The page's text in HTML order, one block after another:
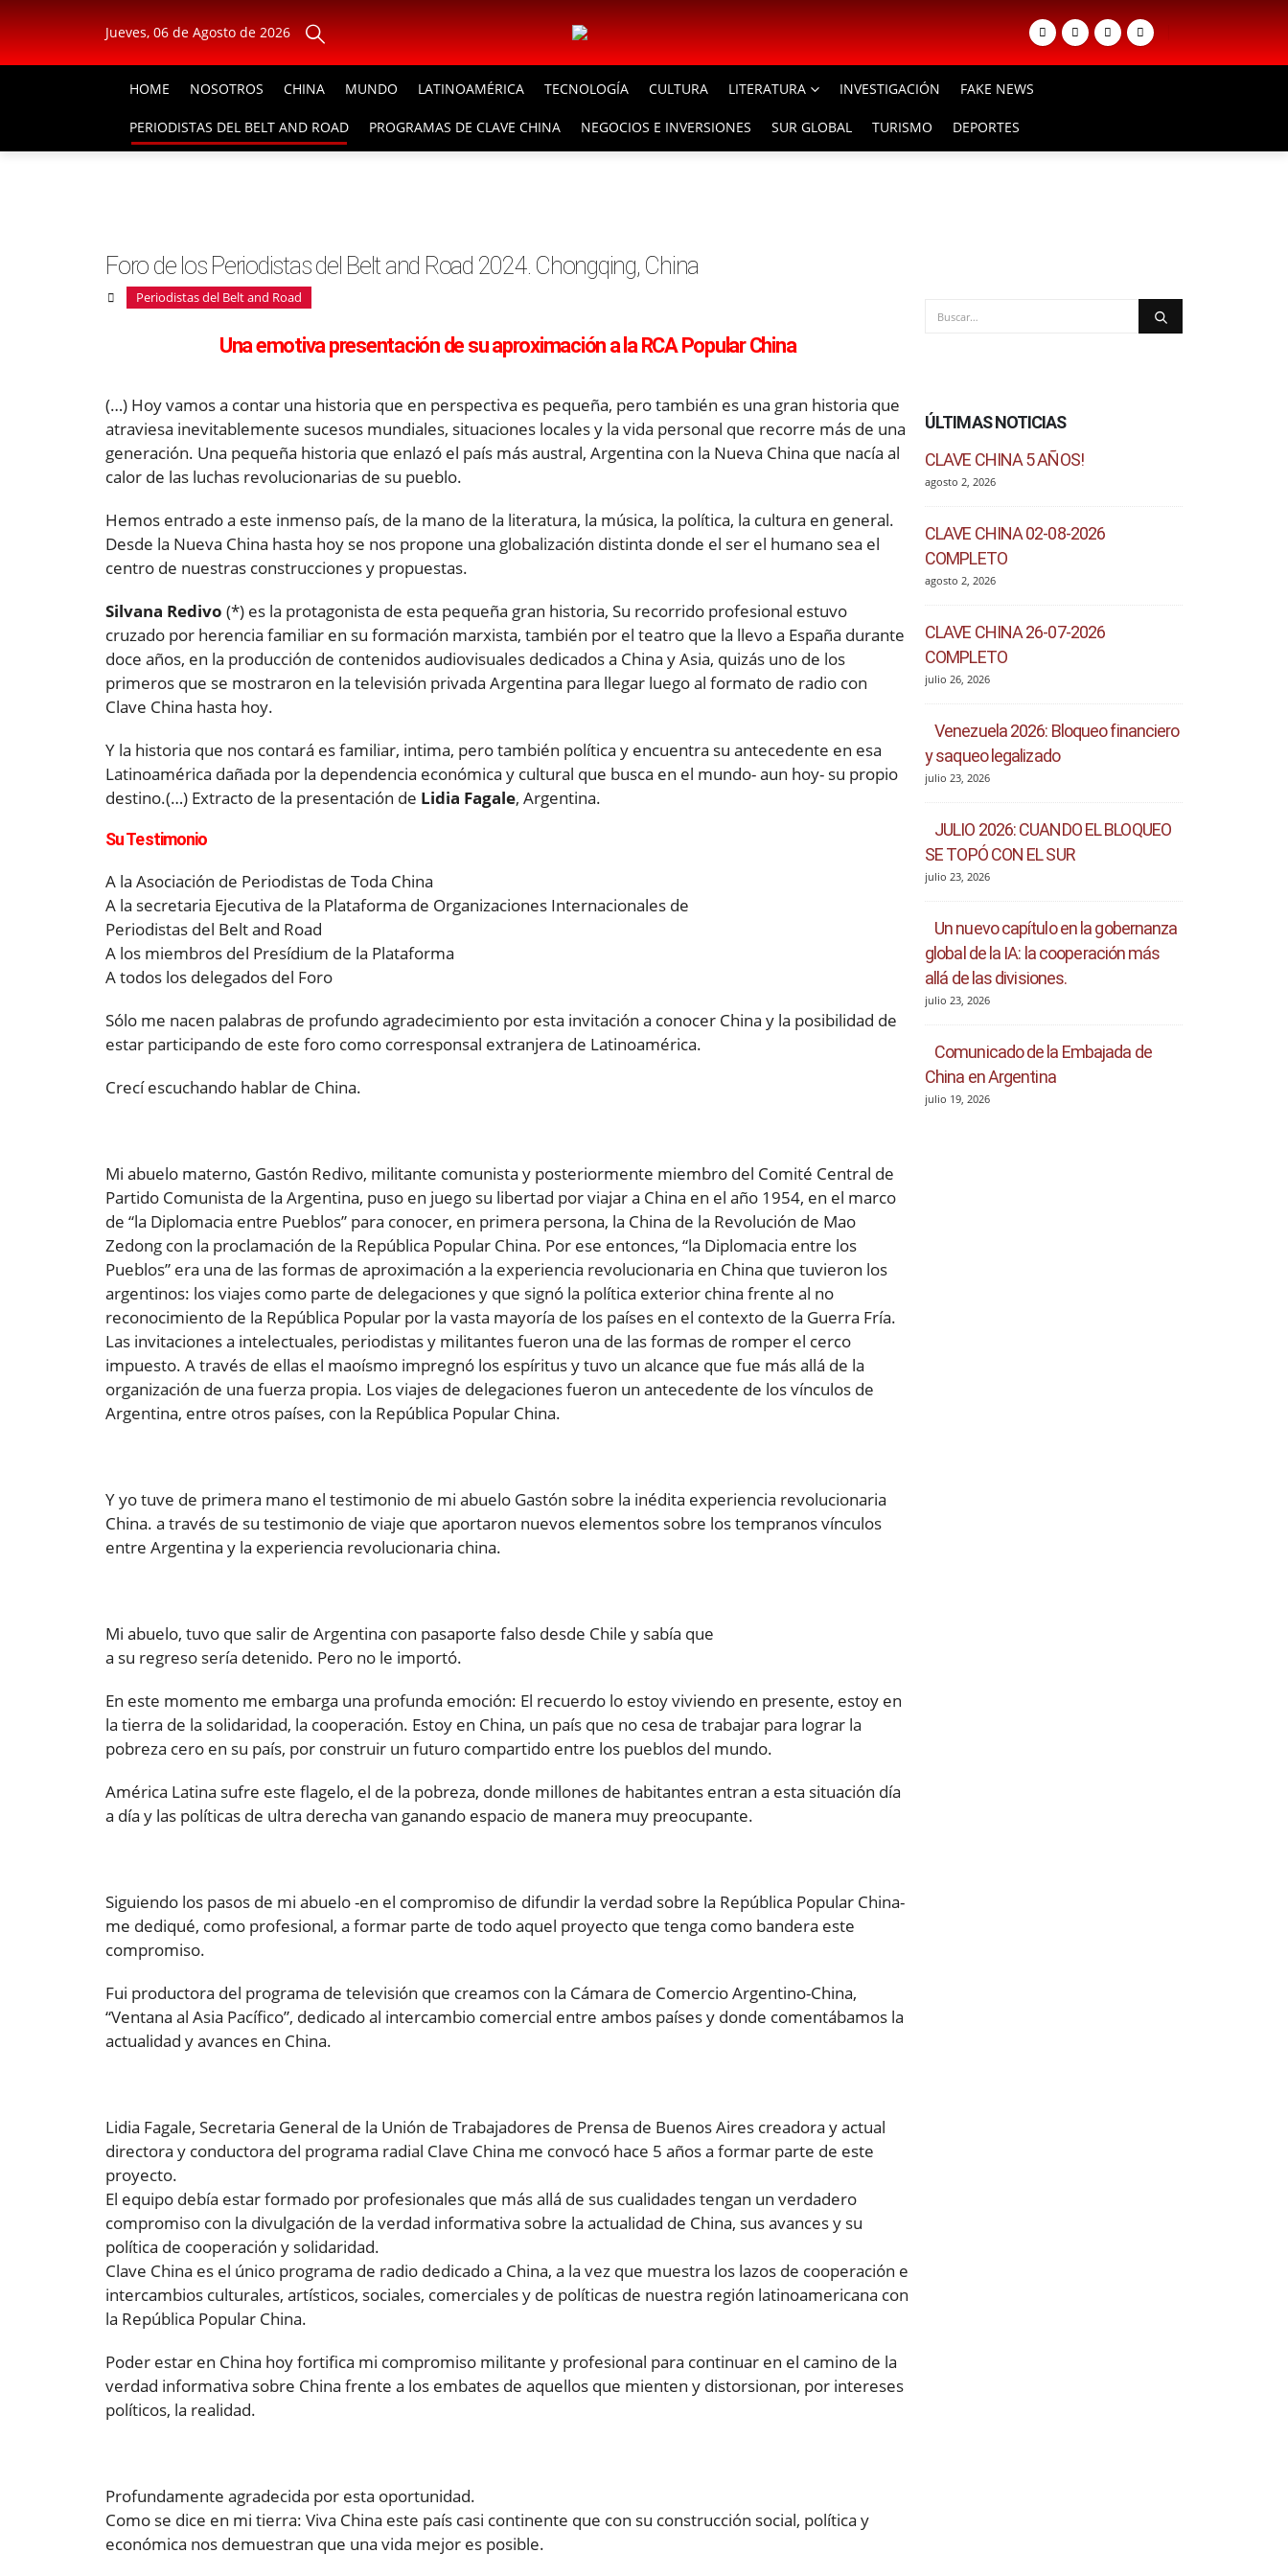
Jueves, 06 de Agosto de 2026
HOME NOSOTROS CHINA MUNDO LATINOAMÉRICA TECNOLOGÍA CULTURA LITERATURA INVESTIGACIÓN FAKE NEWS
PERIODISTAS DEL BELT AND ROAD PROGRAMAS DE CLAVE CHINA NEGOCIOS E INVERSIONES SUR GLOBAL TURISMO DEPORTES
Foro de los Periodistas del Belt and Road 2024. Chongqing, China
Periodistas del Belt and Road
Una emotiva presentación de su aproximación a la RCA Popular China
(…) Hoy vamos a contar una historia que en perspectiva es pequeña, pero también es una gran historia que
atraviesa inevitablemente sucesos mundiales, situaciones locales y la vida personal que recorre más de una
generación. Una pequeña historia que enlazó el país más austral, Argentina con la Nueva China que nacía al
calor de las luchas revolucionarias de su pueblo.
Hemos entrado a este inmenso país, de la mano de la literatura, la música, la política, la cultura en general.
Desde la Nueva China hasta hoy se nos propone una globalización distinta donde el ser el humano sea el
centro de nuestras construcciones y propuestas.
Silvana Redivo (*) es la protagonista de esta pequeña gran historia, Su recorrido profesional estuvo
cruzado por herencia familiar en su formación marxista, también por el teatro que la llevo a España durante
doce años, en la producción de contenidos audiovisuales dedicados a China y Asia, quizás uno de los
primeros que se mostraron en la televisión privada Argentina para llegar luego al formato de radio con
Clave China hasta hoy.
Y la historia que nos contará es familiar, intima, pero también política y encuentra su antecedente en esa
Latinoamérica dañada por la dependencia económica y cultural que busca en el mundo- aun hoy- su propio
destino.(…) Extracto de la presentación de Lidia Fagale, Argentina.
Su Testimonio
A la Asociación de Periodistas de Toda China
A la secretaria Ejecutiva de la Plataforma de Organizaciones Internacionales de
Periodistas del Belt and Road
A los miembros del Presídium de la Plataforma
A todos los delegados del Foro
Sólo me nacen palabras de profundo agradecimiento por esta invitación a conocer China y la posibilidad de
estar participando de este foro como corresponsal extranjera de Latinoamérica.
Crecí escuchando hablar de China.
Mi abuelo materno, Gastón Redivo, militante comunista y posteriormente miembro del Comité Central de
Partido Comunista de la Argentina, puso en juego su libertad por viajar a China en el año 1954, en el marco
de “la Diplomacia entre Pueblos” para conocer, en primera persona, la China de la Revolución de Mao
Zedong con la proclamación de la República Popular China. Por ese entonces, “la Diplomacia entre los
Pueblos” era una de las formas de aproximación a la experiencia revolucionaria en China que tuvieron los
argentinos: los viajes como parte de delegaciones y que signó la política exterior china frente al no
reconocimiento de la República Popular por la vasta mayoría de los países en el contexto de la Guerra Fría.
Las invitaciones a intelectuales, periodistas y militantes fueron una de las formas de romper el cerco
impuesto. A través de ellas el maoísmo impregnó los espíritus y tuvo un alcance que fue más allá de la
organización de una fuerza propia. Los viajes de delegaciones fueron un antecedente de los vínculos de
Argentina, entre otros países, con la República Popular China.
Y yo tuve de primera mano el testimonio de mi abuelo Gastón sobre la inédita experiencia revolucionaria
China. a través de su testimonio de viaje que aportaron nuevos elementos sobre los tempranos vínculos
entre Argentina y la experiencia revolucionaria china.
Mi abuelo, tuvo que salir de Argentina con pasaporte falso desde Chile y sabía que
a su regreso sería detenido. Pero no le importó.
En este momento me embarga una profunda emoción: El recuerdo lo estoy viviendo en presente, estoy en
la tierra de la solidaridad, la cooperación. Estoy en China, un país que no cesa de trabajar para lograr la
pobreza cero en su país, por construir un futuro compartido entre los pueblos del mundo.
América Latina sufre este flagelo, el de la pobreza, donde millones de habitantes entran a esta situación día
a día y las políticas de ultra derecha van ganando espacio de manera muy preocupante.
Siguiendo los pasos de mi abuelo -en el compromiso de difundir la verdad sobre la República Popular China-
me dediqué, como profesional, a formar parte de todo aquel proyecto que tenga como bandera este
compromiso.
Fui productora del programa de televisión que creamos con la Cámara de Comercio Argentino-China,
“Ventana al Asia Pacífico”, dedicado al intercambio comercial entre ambos países y donde comentábamos la
actualidad y avances en China.
Lidia Fagale, Secretaria General de la Unión de Trabajadores de Prensa de Buenos Aires creadora y actual
directora y conductora del programa radial Clave China me convocó hace 5 años a formar parte de este
proyecto.
El equipo debía estar formado por profesionales que más allá de sus cualidades tengan un verdadero
compromiso con la divulgación de la verdad informativa sobre la actualidad de China, sus avances y su
política de cooperación y solidaridad.
Clave China es el único programa de radio dedicado a China, a la vez que muestra los lazos de cooperación e
intercambios culturales, artísticos, sociales, comerciales y de políticas de nuestra región latinoamericana con
la República Popular China.
Poder estar en China hoy fortifica mi compromiso militante y profesional para continuar en el camino de la
verdad informativa sobre China frente a los embates de aquellos que mienten y distorsionan, por intereses
políticos, la realidad.
Profundamente agradecida por esta oportunidad.
Como se dice en mi tierra: Viva China este país casi continente que con su construcción social, política y
económica nos demuestran que una vida mejor es posible.
ÚLTIMAS NOTICIAS
CLAVE CHINA 5 AÑOS!
agosto 2, 2026
CLAVE CHINA 02-08-2026
COMPLETO
agosto 2, 2026
CLAVE CHINA 26-07-2026
COMPLETO
julio 26, 2026
Venezuela 2026: Bloqueo financiero
y saqueo legalizado
julio 23, 2026
JULIO 2026: CUANDO EL BLOQUEO
SE TOPÓ CON EL SUR
julio 23, 2026
Un nuevo capítulo en la gobernanza
global de la IA: la cooperación más
allá de las divisiones.
julio 23, 2026
Comunicado de la Embajada de
China en Argentina
julio 19, 2026